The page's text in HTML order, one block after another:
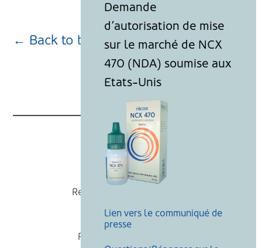
← Back to blog page
Nicox
Recevoir nos actualités
Mentions légales
Politique de cookies
Lien vers le communiqué de
presse